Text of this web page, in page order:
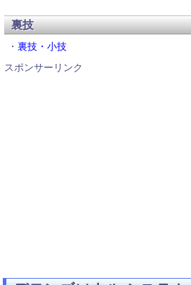
裏技
・ 裏技・小技
スポンサーリンク